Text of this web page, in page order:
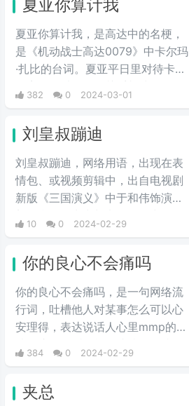
鲜感。经常会在一些冗长难懂的台
词之后，有人引用这句话来进行吐
槽。
夏亚你算计我
夏亚你算计我，是高达中的名梗，
是《机动战士高达0079》中卡尔玛
·扎比的台词。夏亚平日里对待卡尔
玛完全是以友人的关系相处，但是
说到头卡尔玛也是夏亚的仇人扎比
中，自然是盘算着何时送葬这位“友
人”，尽管夏亚也承认卡尔玛作为友
人不错，不过还是用计谋误导他陷
入被击落的境地，并且大笑。
382 0 2024-03-01
刘皇叔蹦迪
刘皇叔蹦迪，网络用语，出现在表
情包、或视频剪辑中，出自电视剧
新版《三国演义》中于和伟饰演的
戏》中于和伟饰演的张总在海岛上
反差，鬼畜视频收到很多人的喜
爱，由于这个背景音乐很上头，引
起很多抖友跟风。
10 0 2024-02-29
你的良心不会痛吗
你的良心不会痛吗，是一句网络流
行词，吐槽他人对某事怎么可以心
安理得，表达说话人心里mmp的心
情。这里的“痛”含有“内疚、愧疚、
不好意思”等含义，并不是“疼痛”的
会内疚吗，来源于热图鹦鹉兄弟表
384 0 2024-02-29
夹总